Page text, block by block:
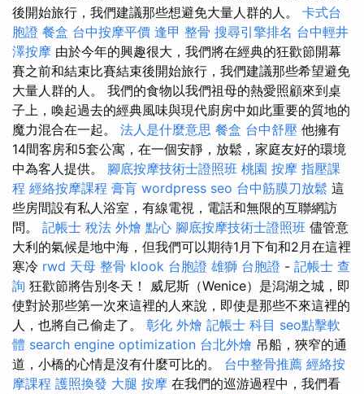
後開始旅行，我們建議那些想避免大量人群的人。 卡式台
胞證 餐盒 台中按摩平價 逢甲 整骨 搜尋引擎排名 台中輕井
澤按摩 由於今年的興趣很大，我們將在經典的狂歡節開幕
賽之前和結束比賽結束後開始旅行，我們建議那些希望避免
大量人群的人。 我們的食物以我們祖母的熱愛照顧來到桌
子上，喚起過去的經典風味與現代廚房中如此重要的質地的
魔力混合在一起。 法人是什麼意思 餐盒 台中舒壓 他擁有
14間客房和5套公寓，在一個安靜，放鬆，家庭友好的環境
中為客人提供。 腳底按摩技術士證照班 桃園 按摩 指壓課
程 經絡按摩課程 膏肓 wordpress seo 台中筋膜刀放鬆 這
些房間設有私人浴室，有線電視，電話和無限的互聯網訪
問。 記帳士 稅法 外燴 點心 腳底按摩技術士證照班 儘管意
大利的氣候是地中海，但我們可以期待1月下旬和2月在這裡
寒冷 rwd 天母 整骨 klook 台胞證 雄獅 台胞證 - 記帳士 查
詢 狂歡節將告別冬天！ 威尼斯（Wenice）是潟湖之城，即
使對於那些第一次來這裡的人來說，即使是那些不來這裡的
人，也將自己偷走了。 彰化 外燴 記帳士 科目 seo點擊軟
體 search engine optimization 台北外燴 吊船，狹窄的通
道，小橋的心情是沒有什麼可比的。 台中整骨推薦 經絡按
摩課程 護照換發 大腿 按摩 在我們的巡游過程中，我們看